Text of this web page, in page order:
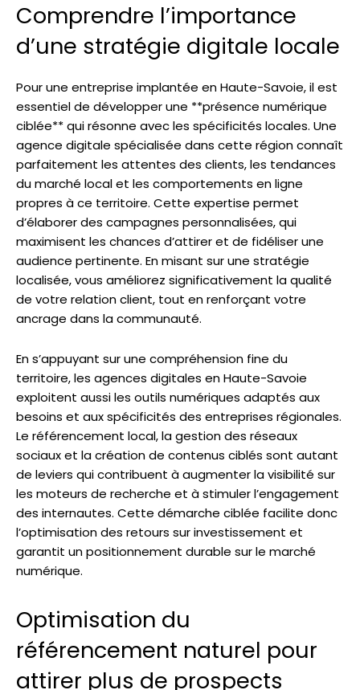
Comprendre l’importance
d’une stratégie digitale locale
Pour une entreprise implantée en Haute-Savoie, il est
essentiel de développer une **présence numérique
ciblée** qui résonne avec les spécificités locales. Une
agence digitale spécialisée dans cette région connaît
parfaitement les attentes des clients, les tendances
du marché local et les comportements en ligne
propres à ce territoire. Cette expertise permet
d’élaborer des campagnes personnalisées, qui
maximisent les chances d’attirer et de fidéliser une
audience pertinente. En misant sur une stratégie
localisée, vous améliorez significativement la qualité
de votre relation client, tout en renforçant votre
ancrage dans la communauté.
En s’appuyant sur une compréhension fine du
territoire, les agences digitales en Haute-Savoie
exploitent aussi les outils numériques adaptés aux
besoins et aux spécificités des entreprises régionales.
Le référencement local, la gestion des réseaux
sociaux et la création de contenus ciblés sont autant
de leviers qui contribuent à augmenter la visibilité sur
les moteurs de recherche et à stimuler l’engagement
des internautes. Cette démarche ciblée facilite donc
l’optimisation des retours sur investissement et
garantit un positionnement durable sur le marché
numérique.
Optimisation du
référencement naturel pour
attirer plus de prospects